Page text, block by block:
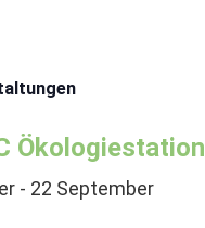
Ökologiestation
- 22 September